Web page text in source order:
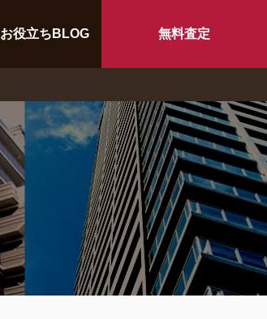
お役立ちBLOG 無料査定